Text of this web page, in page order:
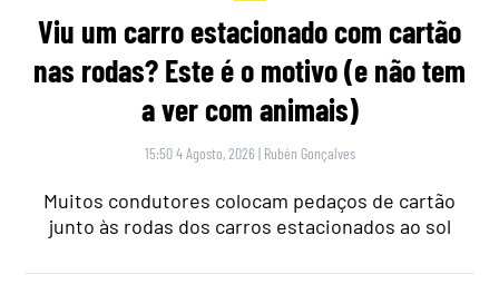
Viu um carro estacionado com cartão
nas rodas? Este é o motivo (e não tem
a ver com animais)
15:50 4 Agosto, 2026 | Rubén Gonçalves
Muitos condutores colocam pedaços de cartão
junto às rodas dos carros estacionados ao sol